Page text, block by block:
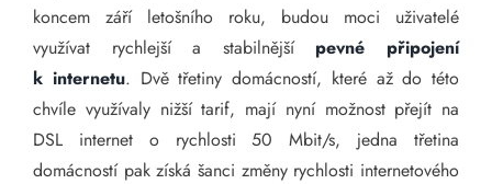
koncem září letošního roku, budou moci uživatelé
využívat rychlejší a stabilnější pevné připojení
k internetu. Dvě třetiny domácností, které až do této
chvíle využívaly nižší tarif, mají nyní možnost přejít na
DSL internet o rychlosti 50 Mbit/s, jedna třetina
domácností pak získá šanci změny rychlosti internetového